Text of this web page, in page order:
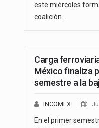
este miércoles
coalición…
Carga
México finaliza
semestre a la
INCOMEX
En el primer